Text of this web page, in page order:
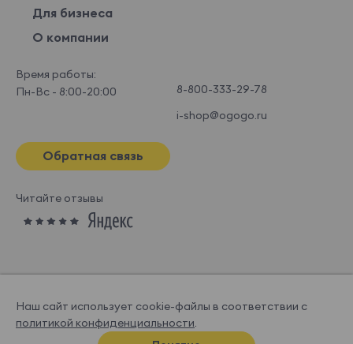
Для бизнеса
О компании
Время работы:
Пн-Вс - 8:00-20:00
8-800-333-29-78
i-shop@ogogo.ru
Обратная связь
Читайте отзывы
© OGOGOHOME, 2026
Наш сайт использует cookie-файлы в соответствии с
политикой конфиденциальности.